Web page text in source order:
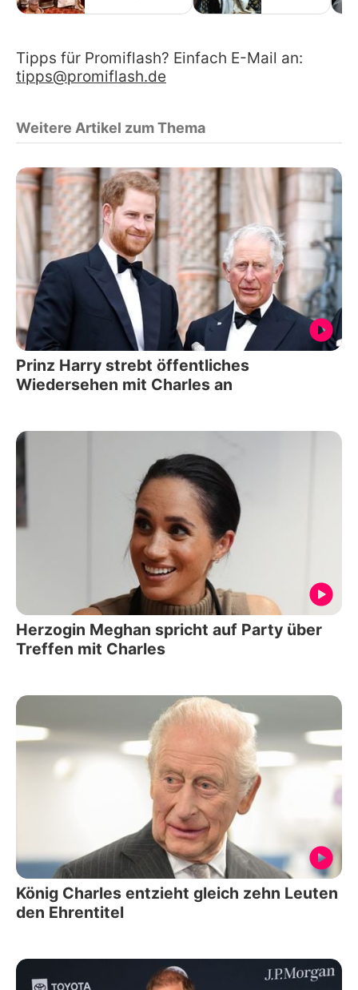
Tipps für Promiflash? Einfach E-Mail an:
tipps@promiflash.de
Weitere Artikel zum Thema
Prinz Harry strebt öffentliches
Wiedersehen mit Charles an
Herzogin Meghan spricht auf Party über
Treffen mit Charles
König Charles entzieht gleich zehn Leuten
den Ehrentitel